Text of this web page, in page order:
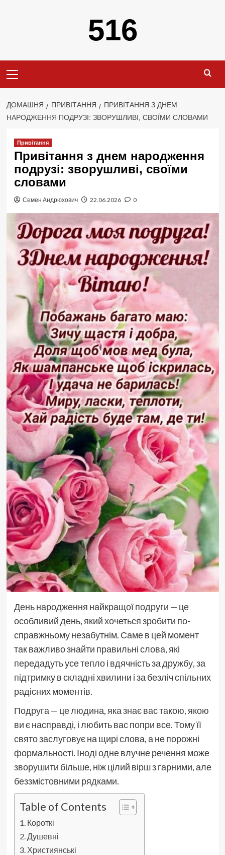
516
Menu
ДОМАШНЯ ПРИВІТАННЯ
ПРИВІТАННЯ З ДНЕМ
НАРОДЖЕННЯ ПОДРУЗІ: ЗВОРУШЛИВІ, СВОЇМИ СЛОВАМИ
Привітання
Привітання з днем народження
подрузі: зворушливі, своїми
словами
Семен Андрюхович 22.06.2026 0
День народження найкращої подруги — це
особливий день, який хочеться зробити по-
справжньому незабутнім. Саме в цей момент
так важливо знайти правильні слова, які
передадуть усе тепло і вдячність за дружбу, за
підтримку в складні хвилини і за безліч спільних
радісних моментів.
Подруга — це людина, яка знає вас такою, якою
ви є насправді, і любить вас попри все. Тому її
свято заслуговує на щирі слова, а не порожні
формальності. Іноді одне влучне речення може
зворушити більше, ніж цілий вірш з гарними, але
беззмістовними рядками.
Table of Contents
Короткі
Душевні
Християнські